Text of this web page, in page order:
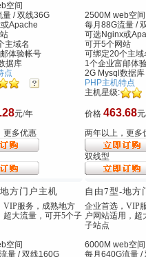
空间
量 / 双线36G
或Apache
主域名
体验帐号
据库
点
2500M web空间
每月88G流量 /
可选Nginx或
可开5个网站
可绑定20个主域
1个企业富邮体
2G Mysql数据库
PHP主机特点
主机星级:
元/年
更多优惠
价格 463.68
两年以上，更多
双线型
方门户主机
VIP服务，成熟地方
超大流量，可开5个子
空间
量 / 双线160G
自由7型-地方
企业首选，VIP
户网站适用，超
子站点
6000M web空间
每月640G流量 /